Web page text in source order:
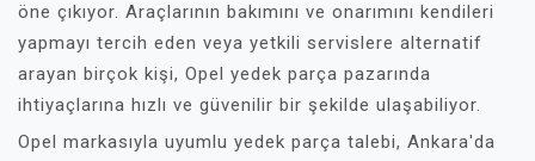
öne çıkıyor. Araçlarının bakımını ve onarımını kendileri
yapmayı tercih eden veya yetkili servislere alternatif
arayan birçok kişi, Opel yedek parça pazarında
ihtiyaçlarına hızlı ve güvenilir bir şekilde ulaşabiliyor.
Opel markasıyla uyumlu yedek parça talebi, Ankara'da